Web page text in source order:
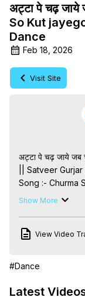
अट्टा पे चढ़ जाये
So Kut
Dance
Feb 18, 2026
Visit Site
अट्टा पे चढ़ जाये जब
|| Satveer
Song :- Churma
Singer :- Satveer
Artist :- Amrita
अट्टा पे चढ़ जाये जब
Show More
View Video
#Dance
Latest